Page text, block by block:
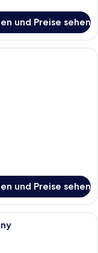
und Preise sehen
mit Bett,
und Preise sehen
mit Bett,